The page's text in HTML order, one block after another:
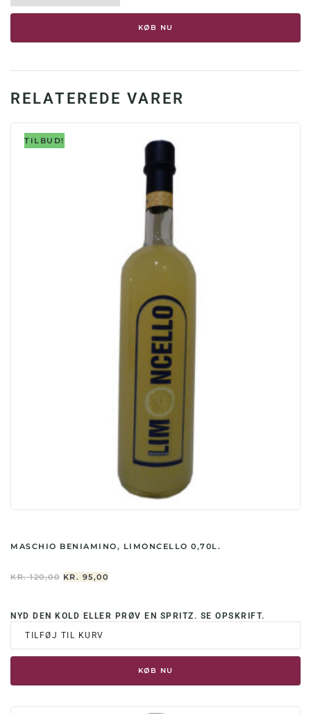
Prosecco
Superiore
Dry,
(5281)
KØB NU
RELATEREDE VARER
TILBUD!
MASCHIO BENIAMINO, LIMONCELLO 0,70L.
KR.120,00 DEN
KR. 120,00.
KR. 95,00
KR. 95,00.
NYD DEN KOLD ELLER PRØV EN SPRITZ. SE OPSKRIFT.
TILFØJ TIL KURV
KØB NU